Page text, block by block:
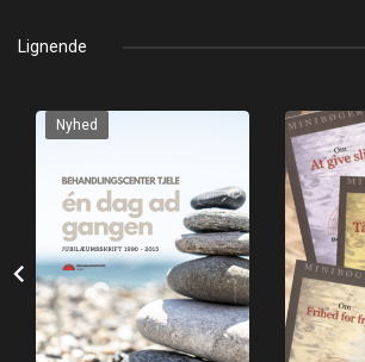
Lignende
chevron_left
Nyhed